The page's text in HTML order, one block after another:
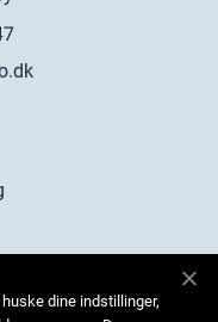
dine indstillinger,